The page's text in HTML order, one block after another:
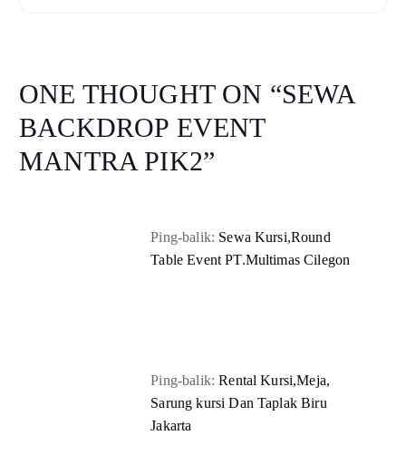
ONE THOUGHT ON “SEWA
BACKDROP EVENT
MANTRA PIK2”
Ping-balik: Sewa Kursi,Round
Table Event PT.Multimas Cilegon
Ping-balik:Rental Kursi,Meja,
Sarung kursi Dan Taplak Biru
Jakarta